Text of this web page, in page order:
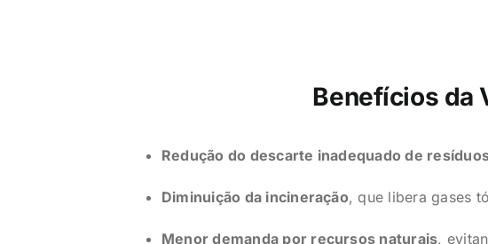
Benefícios da
Redução do descarte inadequado de
Diminuição da incineração, que libera gases
Menor demanda por recursos naturais,